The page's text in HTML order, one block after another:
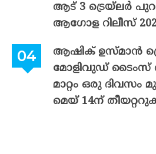
ആട് 3 ട്രെയ്‌ലർ
ആഗോള റിലീസ്
ആഷിക് ഉസ്മാൻ
മോളിവുഡ് ടൈംസ്
മാറ്റം ഒരു
മെയ് 14ന്